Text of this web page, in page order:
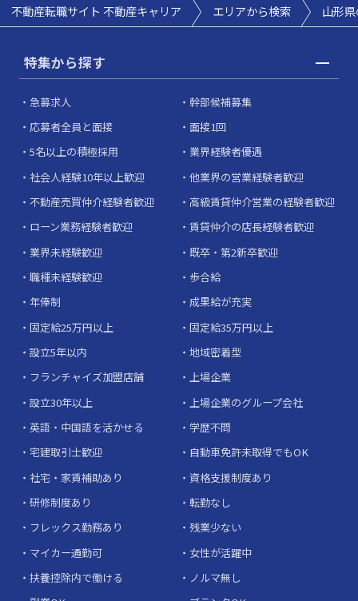
不動産転職サイト 不動産キャリア エリアから検索 山形
特集から探す
急募求人
幹部候補募集
応募者全員と面接
面接1回
5名以上の積極採用
業界経験者優遇
社会人経験10年以上歓迎
他業界の営業経験者歓迎
不動産売買仲介経験者歓迎
高級賃貸仲介営業の経験者歓迎
ローン業務経験者歓迎
賃貸仲介の店長経験者歓迎
業界未経験歓迎
既卒・第2新卒歓迎
職種未経験歓迎
歩合給
年俸制
成果給が充実
固定給25万円以上
固定給35万円以上
設立5年以内
地域密着型
フランチャイズ加盟店舗
上場企業
設立30年以上
上場企業のグループ会社
英語・中国語を活かせる
学歴不問
宅建取引士歓迎
自動車免許未取得でもOK
社宅・家賃補助あり
資格支援制度あり
研修制度あり
転勤なし
フレックス勤務あり
残業少ない
マイカー通勤可
女性が活躍中
扶養控除内で働ける
ノルマ無し